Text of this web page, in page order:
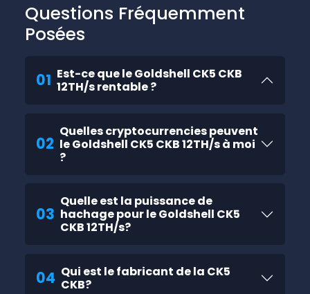
Questions Fréquemment
Posées
01 Est-ce que le Goldshell CK5 CKB
12TH/s rentable ?
02
Quelles cryptocurrencies peuvent
le Goldshell CK5 CKB 12TH/s à moi
?
03
Quelle est la puissance de
hachage pour le Goldshell CK5
CKB 12TH/s?
04 Qui est le fabricant de la CK5
CKB?